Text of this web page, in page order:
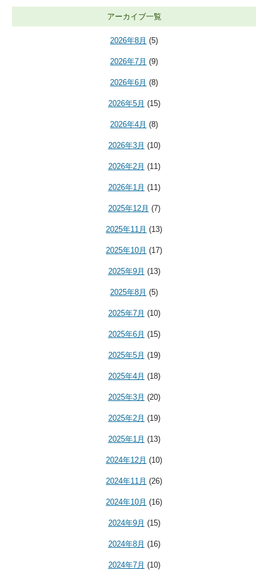
アーカイブ一覧
2026年8月 (5)
2026年7月 (9)
2026年6月 (8)
2026年5月 (15)
2026年4月 (8)
2026年3月 (10)
2026年2月 (11)
2026年1月 (11)
2025年12月 (7)
2025年11月 (13)
2025年10月 (17)
2025年9月 (13)
2025年8月 (5)
2025年7月 (10)
2025年6月 (15)
2025年5月 (19)
2025年4月 (18)
2025年3月 (20)
2025年2月 (19)
2025年1月 (13)
2024年12月 (10)
2024年11月 (26)
2024年10月 (16)
2024年9月 (15)
2024年8月 (16)
2024年7月 (10)